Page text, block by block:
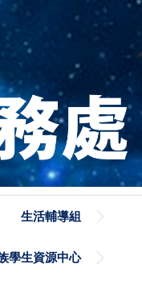
生活輔導組
學生資源中心